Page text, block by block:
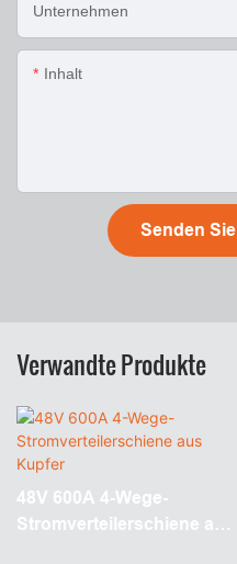
Unternehmen
Inhalt
Senden
Verwandte Produkte
48V 600A 4-Wege-
Stromverteilerschiene aus